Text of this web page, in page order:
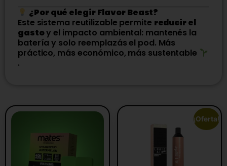
¿Por qué elegir Flavor Beast?
Este sistema reutilizable permite reducir el
gastoy el impacto ambiental: mantenés la
batería y solo reemplazás el pod. Más
práctico, más económico, más sustentable
.
¡Oferta!